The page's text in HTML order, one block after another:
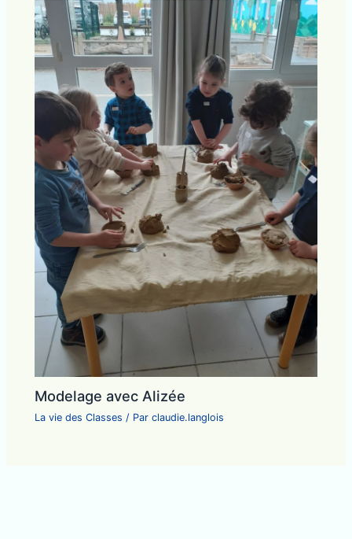
Modelage avec Alizée
La vie des Classes / Parclaudie.langlois